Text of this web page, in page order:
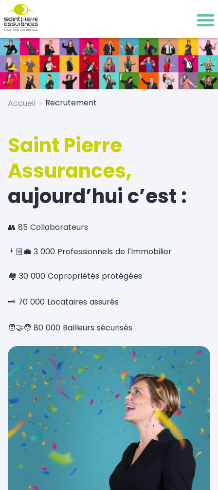
Accueil > Recrutement
Saint Pierre
Assurances,
aujourd’hui c’est :
👥 85 Collaborateurs
👨🏻‍💼 3 000 Professionnels de l'Immobilier
🏘️ 30 000 Copropriétés protégées
🗝️ 70 000 Locataires assurés
🧑‍🤝‍🧑 80 000 Bailleurs sécurisés